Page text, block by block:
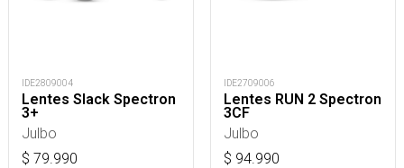
IDE2809004
Lentes Slack Spectron
3+
Julbo
$ 79.990
IDE2709006
Lentes RUN 2 Spectron
3CF
Julbo
$ 94.990